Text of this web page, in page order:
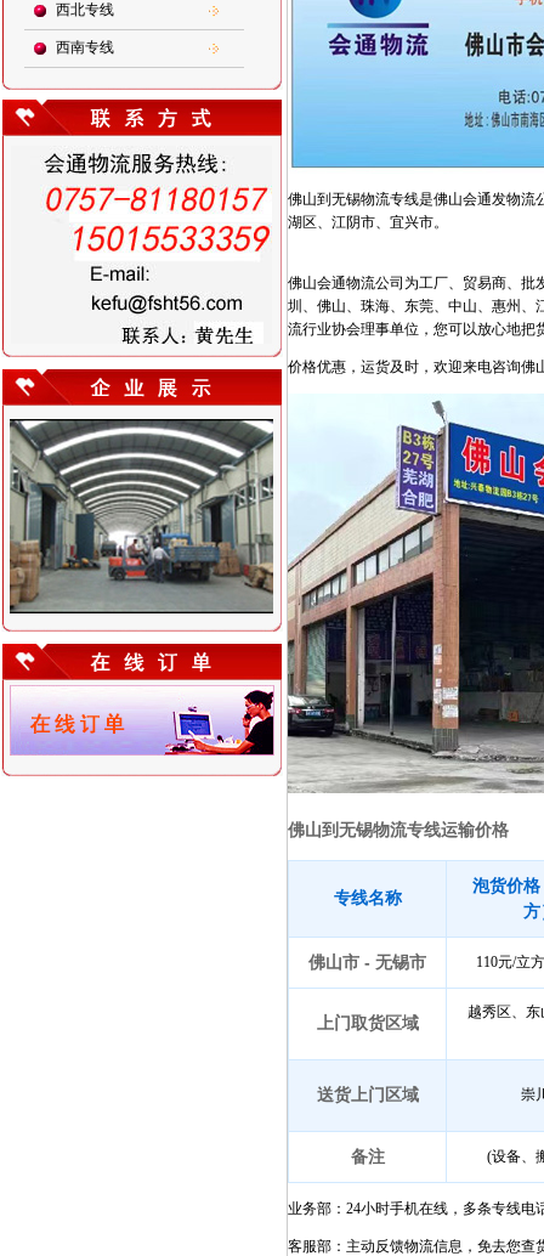
西北专线
西南专线
佛山到无锡物流专线是佛山会通发物流
湖区、江阴市、宜兴市。
佛山会通物流公司为工厂、贸易商、批
圳、佛山、珠海、东莞、中山、惠州、
流行业协会理事单位，您可以放心地把
价格优惠，运货及时，欢迎来电咨询佛
佛山到无锡物流专线运输价格
专线名称
泡货价
方
佛山市 - 无锡市 110元/立
上门取货区域
越秀区、
送货上门区域 崇
备注 (设备、
业务部：24小时手机在线，多条专线
客服部：主动反馈物流信息，免去您查